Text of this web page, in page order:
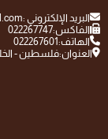
البريد الإلكتروني :
الفاكس:022267747
الهاتف:022267601
العنوان:فلسطين -